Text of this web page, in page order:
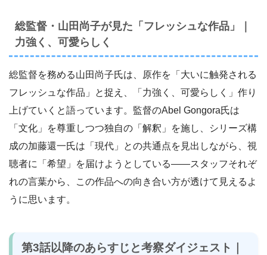
総監督・山田尚子が見た「フレッシュな作品」｜
力強く、可愛らしく
総監督を務める山田尚子氏は、原作を「大いに触発される
フレッシュな作品」と捉え、「力強く、可愛らしく」作り
上げていくと語っています。監督のAbel Gongora氏は
「文化」を尊重しつつ独自の「解釈」を施し、シリーズ構
成の加藤還一氏は「現代」との共通点を見出しながら、視
聴者に「希望」を届けようとしている――スタッフそれぞ
れの言葉から、この作品への向き合い方が透けて見えるよ
うに思います。
第3話以降のあらすじと考察ダイジェスト｜